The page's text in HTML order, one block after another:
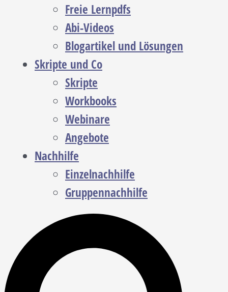
Freie Lernpdfs
Abi-Videos
Blogartikel und Lösungen
Skripte und Co
Skripte
Workbooks
Webinare
Angebote
Nachhilfe
Einzelnachhilfe
Gruppennachhilfe